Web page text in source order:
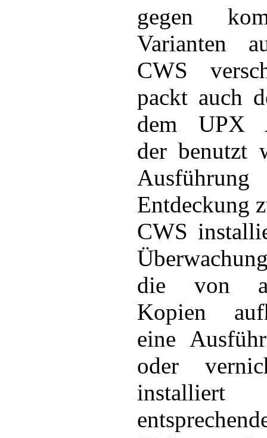
gegen
Varianten
CWS
packt auch
dem UPX
der benutzt
Entdeckung
CWS
die von
Kopien
eine
oder